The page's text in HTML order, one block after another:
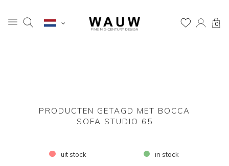
0
PRODUCTEN GETAGD MET BOCCA
SOFA STUDIO 65
uit stock in stock